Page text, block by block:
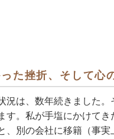
た挫折、そして心
況は、数年続きました。
す。私が手塩にかけて
、別の会社に移籍（事実